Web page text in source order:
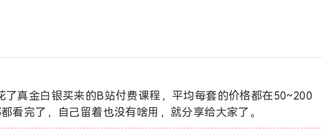
了真金白银买来的B站付费课程，平均每套的价格都在50~200
看完了，自己留着也没有啥用，就分享给大家了。